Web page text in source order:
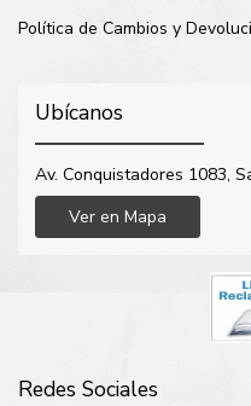
Política de Cambios y
Ubícanos
Av. Conquistadores 1083,
Ver en Mapa
Redes Sociales